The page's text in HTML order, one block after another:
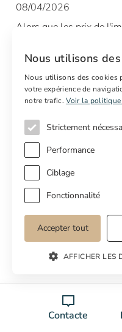
Contacte
08/04/2026
Alors que les prix de
au-delà des niveaux
hypothécaires restent
Leer el artículo completo
Acheter une masia
28/04/2026
Tout ce que les
du choix du bon
Nous utilisons
Nous utilisons des cookies
votre expérience de
notre trafic. Voir la politique
Strictement
Performance
Ciblage
Fonctionnalité
Accepter tout
AFFICHER LES